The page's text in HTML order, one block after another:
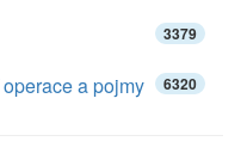
3379
a pojmy 6320